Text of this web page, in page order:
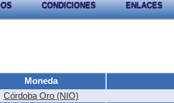
CONDICIONES ENLACES
Moneda
Córdoba Oro (NIO)